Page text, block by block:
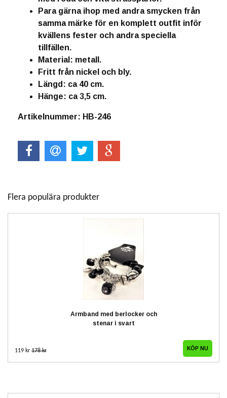
Para gärna ihop med andra smycken från
samma märke för en komplett outfit inför
kvällens fester och andra speciella
tillfällen.
Material: metall.
Fritt från nickel och bly.
Längd: ca 40 cm.
Hänge: ca 3,5 cm.
Artikelnummer: HB-246
Flera populära produkter
Armband med berlocker och
stenar i svart
119 kr 178 kr